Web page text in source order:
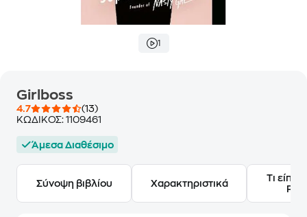
1
Girlboss
4.7
(13)
ΚΩΔΙΚΟΣ: 1109461
Άμεσα Διαθέσιμο
Σύνοψη βιβλίου Χαρακτηριστικά
Τι